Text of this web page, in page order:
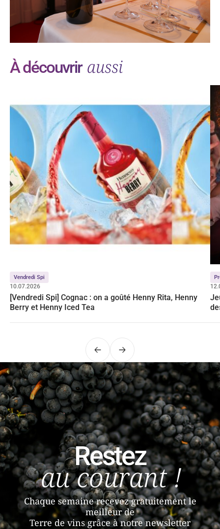
À découvrir aussi
Vendredi Spi
10.07.2026
[Vendredi Spi] Cognac : on a goûté Henny Rita, Henny
Berry et Henny Iced Tea
PrécédentSuivant
Restez
au courant !
Chaque semaine recevez gratuitement le
meilleur de
Terre de vins grâce à notre newsletter